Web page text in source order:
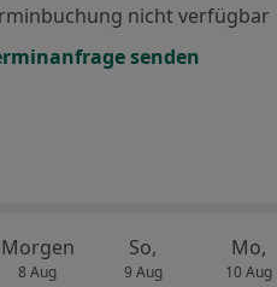
nicht verfügbar
senden
Morgen
8 Aug
So,
9 Aug
Mo,
10 Aug